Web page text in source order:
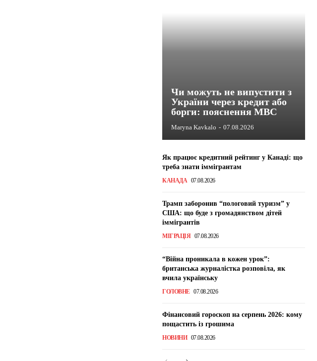
Чи можуть не випустити з
України через кредит або
борги: пояснення МВС
Maryna Kavkalo - 07.08.2026
Як працює кредитний рейтинг у Канаді: що
треба знати іммігрантам
КАНАДА 07.08.2026
Трамп заборонив “пологовий туризм” у
США: що буде з громадянством дітей
іммігрантів
МІГРАЦІЯ 07.08.2026
“Війна проникала в кожен урок”:
британська журналістка розповіла, як
вчила українську
ГОЛОВНЕ 07.08.2026
Фінансовий гороскоп на серпень 2026: кому
пощастить із грошима
НОВИНИ 07.08.2026